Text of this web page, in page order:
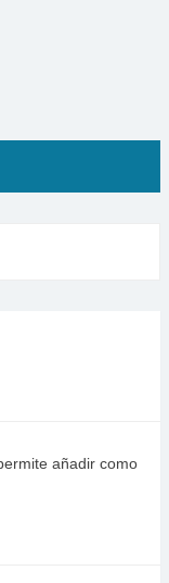
añadir como